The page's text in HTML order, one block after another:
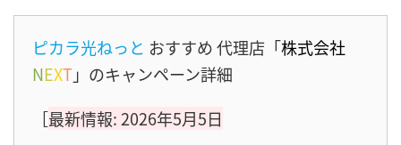
ピカラ光ねっと おすすめ 代理店「株式会社
NEXT」のキャンペーン詳細
［最新情報: 2026年5月5日